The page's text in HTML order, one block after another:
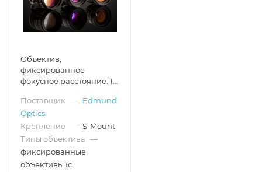
Объектив,
фиксированное
фокусное расстояние: 12
Mount
Поставщик — Edmund
Optics
Крепление — S-Mount
Типы объектива —
фиксированные
объективы (с